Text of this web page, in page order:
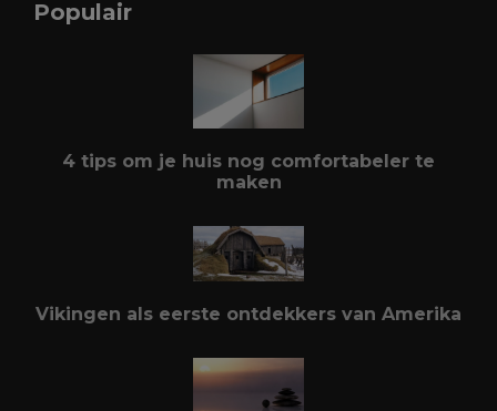
Populair
4 tips om je huis nog comfortabeler te
maken
Vikingen als eerste ontdekkers van Amerika